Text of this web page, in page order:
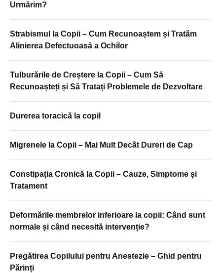
Urmărim?
Strabismul la Copii – Cum Recunoaștem și Tratăm
Alinierea Defectuoasă a Ochilor
Tulburările de Creștere la Copii – Cum Să
Recunoașteți și Să Tratați Problemele de Dezvoltare
Durerea toracică la copil
Migrenele la Copii – Mai Mult Decât Dureri de Cap
Constipația Cronică la Copii – Cauze, Simptome și
Tratament
Deformările membrelor inferioare la copii: Când sunt
normale și când necesită intervenție?
Pregătirea Copilului pentru Anestezie – Ghid pentru
Părinți